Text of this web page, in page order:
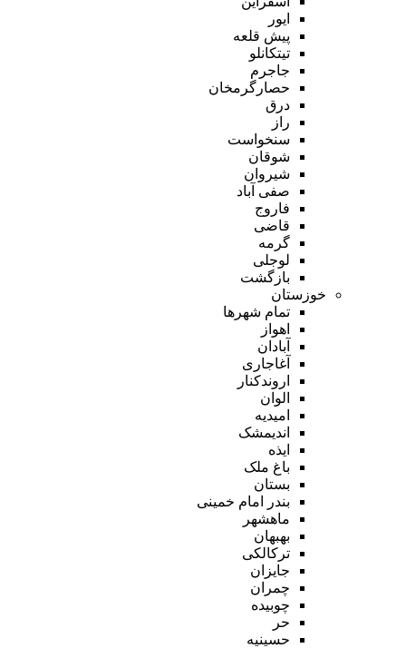
ایور
پیش قلعه
تیتکانلو
جاجرم
حصارگرمخان
درق
راز
سنخواست
شوقان
شیروان
صفی آباد
فاروج
قاضی
گرمه
لوجلی
بازگشت
خوزستان
تمام شهر‌ها
اهواز
آبادان
آغاجاری
اروندکنار
الوان
امیدیه
اندیمشک
ایذه
باغ ملک
بستان
بندر امام خمینی
ماهشهر
بهبهان
ترکالکی
جایزان
چمران
چوبیده
حر
حسینیه